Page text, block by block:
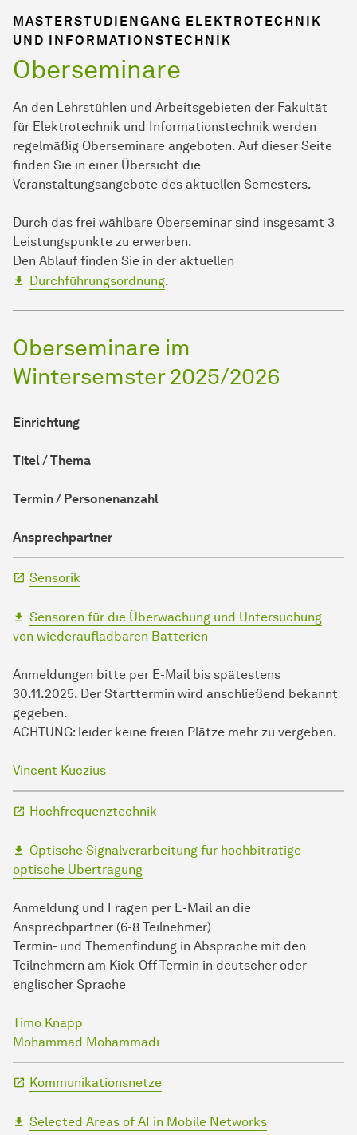
MASTERSTUDIENGANG ELEKTROTECHNIK
UND INFORMATIONSTECHNIK
Oberseminare
An den Lehrstühlen und Arbeitsgebieten der Fakultät
für Elektrotechnik und Informationstechnik werden
regelmäßig Oberseminare angeboten. Auf dieser Seite
finden Sie in einer Übersicht die
Veranstaltungsangebote des aktuellen Semesters.
Durch das frei wählbare Oberseminar sind insgesamt 3
Leistungspunkte zu erwerben.
Den Ablauf finden Sie in der aktuellen
Durchführungsordnung.
Oberseminare im
Wintersemster 2025/2026
Einrichtung
Titel / Thema
Termin / Personenanzahl
Ansprechpartner
Sensorik
Sensoren für die Überwachung und Untersuchung
von wiederaufladbaren Batterien
Anmeldungen bitte per E-Mail bis spätestens
30.11.2025. Der Starttermin wird anschließend bekannt
gegeben.
ACHTUNG: leider keine freien Plätze mehr zu vergeben.
Vincent Kuczius
Hochfrequenztechnik
Optische Signalverarbeitung für hochbitratige
optische Übertragung
Anmeldung und Fragen per E-Mail an die
Ansprechpartner (6-8 Teilnehmer)
Termin- und Themenfindung in Absprache mit den
Teilnehmern am Kick-Off-Termin in deutscher oder
englischer Sprache
Timo Knapp
Mohammad Mohammadi
Kommunikationsnetze
Selected Areas of AI in Mobile Networks